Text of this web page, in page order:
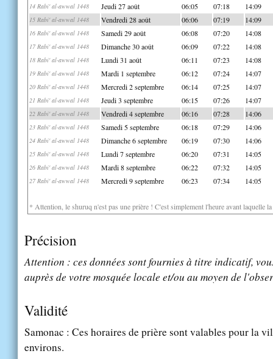
14 Rabi' al-awwal 1448 Jeudi 27 août 06:05 07:18 14:09
15 Rabi' al-awwal 1448 Vendredi 28 août 06:06 07:19 14:09
16 Rabi' al-awwal 1448 Samedi 29 août 06:08 07:20 14:08
17 Rabi' al-awwal 1448 Dimanche 30 août 06:09 07:22 14:08
18 Rabi' al-awwal 1448 Lundi 31 août 06:11 07:23 14:08
19 Rabi' al-awwal 1448 Mardi 1 septembre 06:12 07:24 14:07
20 Rabi' al-awwal 1448 Mercredi 2 septembre 06:14 07:25 14:07
21 Rabi' al-awwal 1448 Jeudi 3 septembre 06:15 07:26 14:07
22 Rabi' al-awwal 1448 Vendredi 4 septembre 06:16 07:28 14:06
23 Rabi' al-awwal 1448 Samedi 5 septembre 06:18 07:29 14:06
24 Rabi' al-awwal 1448 Dimanche 6 septembre 06:19 07:30 14:06
25 Rabi' al-awwal 1448 Lundi 7 septembre 06:20 07:31 14:05
26 Rabi' al-awwal 1448 Mardi 8 septembre 06:22 07:32 14:05
27 Rabi' al-awwal 1448 Mercredi 9 septembre 06:23 07:34 14:05
* Attention, le shuruq n'est pas une prière ! C'est simplement l'heure avant laquelle
Précision
Attention : ces données sont fournies à titre indicatif,
auprès de votre mosquée locale et/ou au moyen de
Validité
Samonac : Ces horaires de prière sont valables pour la
environs.